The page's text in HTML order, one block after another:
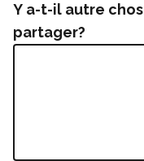
Y a-t-il autre
partager?